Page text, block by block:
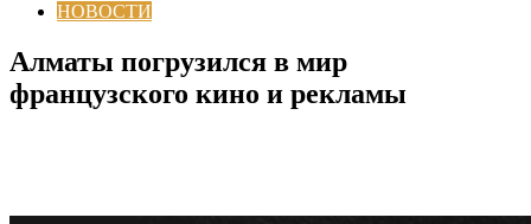
НОВОСТИ
Алматы погрузился в мир
французского кино и рекламы